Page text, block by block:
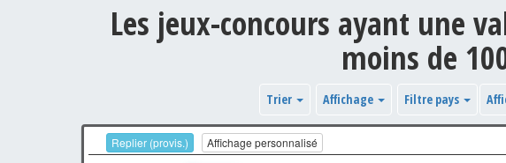
Les jeux-concours ayant une
moins de
Trier Affichage Filtre pays
Replier (provis.) Affichage personnalisé